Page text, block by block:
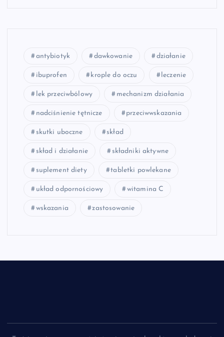
antybiotyk dawkowanie działanie
ibuprofen krople do oczu leczenie
lek przeciwbólowy mechanizm działania
nadciśnienie tętnicze przeciwwskazania
skutki uboczne skład
skład i działanie składniki aktywne
suplement diety tabletki powlekane
układ odpornościowy witamina C
wskazania zastosowanie